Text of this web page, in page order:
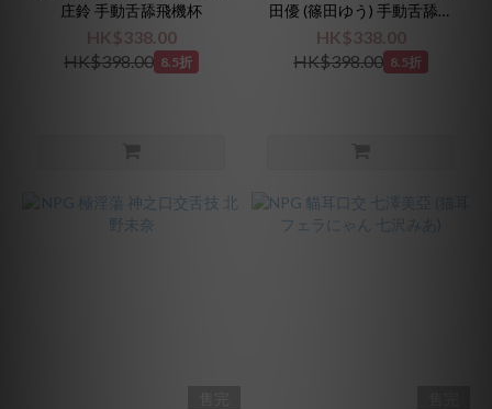
庄鈴 手動舌舔飛機杯
HK$338.00
HK$398.00 8.5折
田優 (篠田ゆう) 手動舌舔飛
機杯
HK$338.00
HK$398.00 8.5折